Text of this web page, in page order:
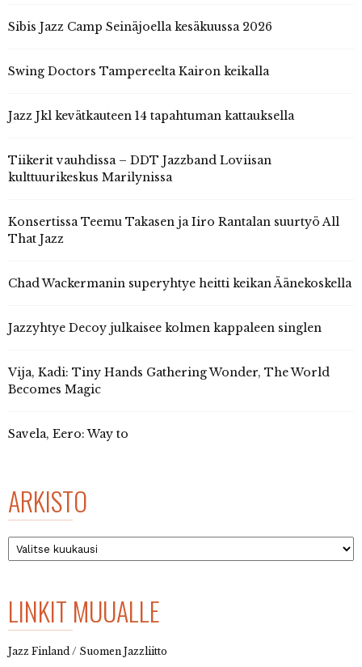
Sibis Jazz Camp Seinäjoella kesäkuussa 2026
Swing Doctors Tampereelta Kairon keikalla
Jazz Jkl kevätkauteen 14 tapahtuman kattauksella
Tiikerit vauhdissa – DDT Jazzband Loviisan
kulttuurikeskus Marilynissa
Konsertissa Teemu Takasen ja Iiro Rantalan suurtyö All
That Jazz
Chad Wackermanin superyhtye heitti keikan Äänekoskella
Jazzyhtye Decoy julkaisee kolmen kappaleen singlen
Vija, Kadi: Tiny Hands Gathering Wonder, The World
Becomes Magic
Savela, Eero: Way to
ARKISTO
Arkisto
LINKIT MUUALLE
Jazz Finland / Suomen Jazzliitto